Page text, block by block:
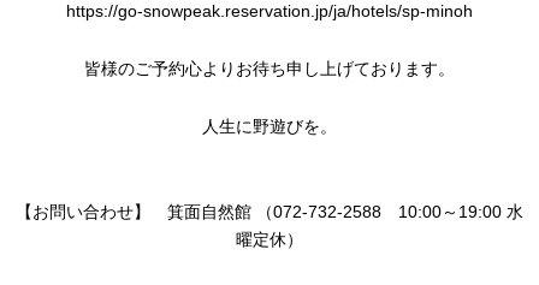
https://go-snowpeak.reservation.jp/ja/hotels/sp-minoh
皆様のご予約心よりお待ち申し上げております。
人生に野遊びを。
【お問い合わせ】 箕面自然館 （072-732-2588 10:00～19:00 水
曜定休）